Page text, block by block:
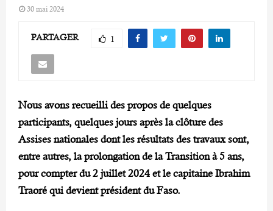
30 mai 2024
PARTAGER 1
Nous avons recueilli des propos de quelques
participants, quelques jours après la clôture des
Assises nationales dont les résultats des travaux sont,
entre autres, la prolongation de la Transition à 5 ans,
pour compter du 2 juillet 2024 et le capitaine Ibrahim
Traoré qui devient président du Faso.